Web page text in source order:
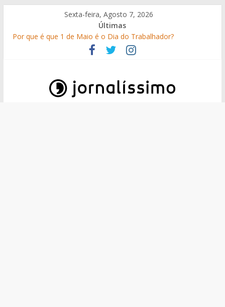
content
Sexta-feira, Agosto 7, 2026
Últimas
Por que é que 1 de Maio é o Dia do Trabalhador?
25 Perguntas sobre o 25 de Abril
Como surgiram os gelados?
10 de Junho, Dia de Portugal: a história, as origens, o que se